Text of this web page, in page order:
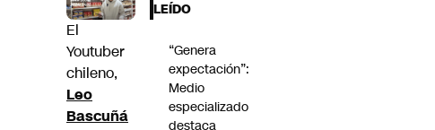
El
Youtuber
chileno,
Leo
Bascuñá
LEÍDO
“Genera
expectación”:
Medio
especializado
destaca